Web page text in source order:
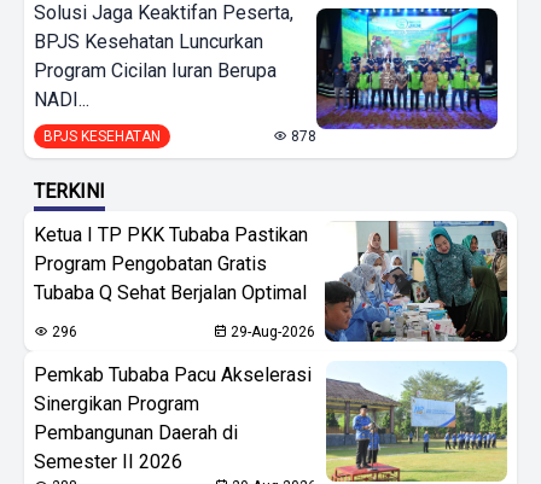
Solusi Jaga Keaktifan Peserta,
BPJS Kesehatan Luncurkan
Program Cicilan Iuran Berupa
NADI...
BPJS KESEHATAN 878
TERKINI
Ketua I TP PKK Tubaba Pastikan
Program Pengobatan Gratis
Tubaba Q Sehat Berjalan Optimal
296 29-Aug-2026
Pemkab Tubaba Pacu Akselerasi
Sinergikan Program
Pembangunan Daerah di
Semester II 2026